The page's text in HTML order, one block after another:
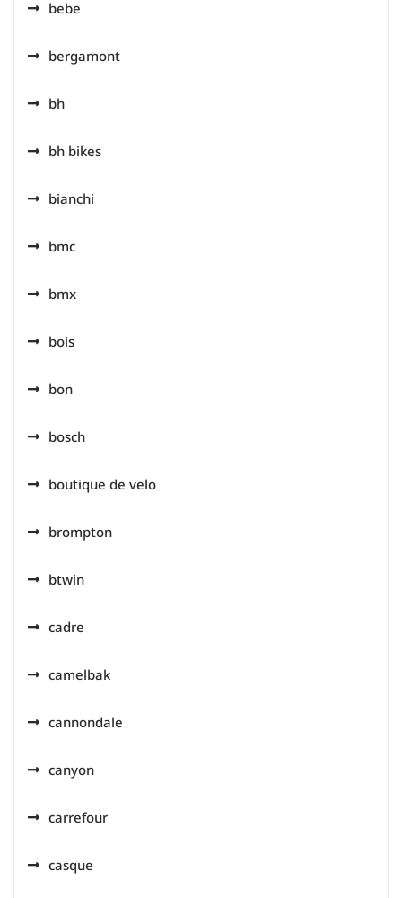
bebe
bergamont
bh
bh bikes
bianchi
bmc
bmx
bois
bon
bosch
boutique de velo
brompton
btwin
cadre
camelbak
cannondale
canyon
carrefour
casque